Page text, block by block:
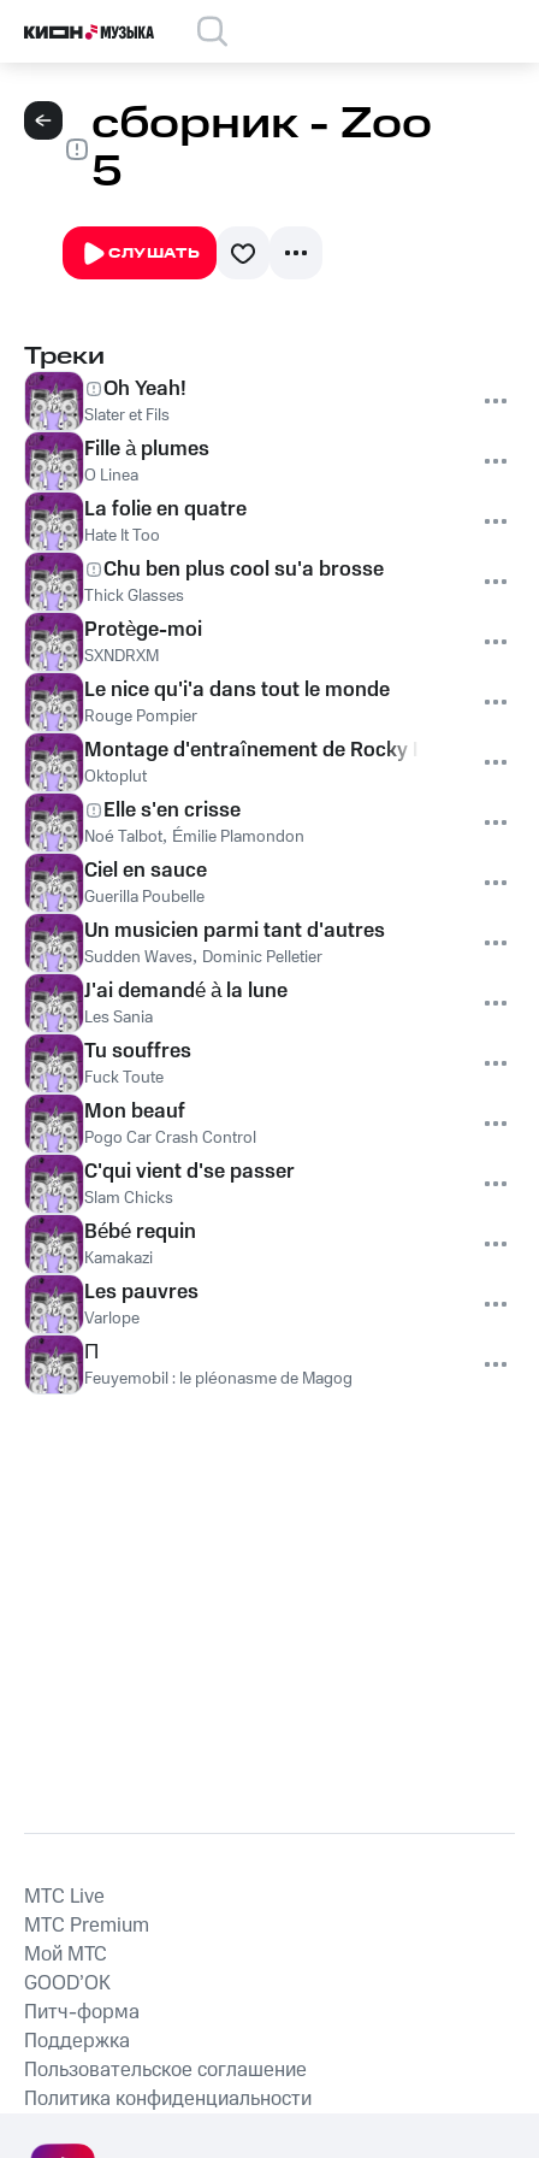
сборник - Zoo
5
СЛУШАТЬ
Треки
Oh Yeah!
Slater et Fils
Fille à plumes
O Linea
La folie en quatre
Hate It Too
Chu ben plus cool su'a brosse
Thick Glasses
Protège-moi
SXNDRXM
Le nice qu'i'a dans tout le monde
Rouge Pompier
Montage d'entraînement de Rocky IV
Oktoplut
Elle s'en crisse
Noé Talbot, Émilie Plamondon
Ciel en sauce
Guerilla Poubelle
Un musicien parmi tant d'autres
Sudden Waves, Dominic Pelletier
J'ai demandé à la lune
Les Sania
Tu souffres
Fuck Toute
Mon beauf
Pogo Car Crash Control
C'qui vient d'se passer
Slam Chicks
Bébé requin
Kamakazi
Les pauvres
Varlope
Π
Feuyemobil : le pléonasme de Magog
MTС Live
MTС Premium
Мой МТС
GOOD’OK
Питч-форма
Поддержка
Пользовательское соглашение
Политика конфиденциальности